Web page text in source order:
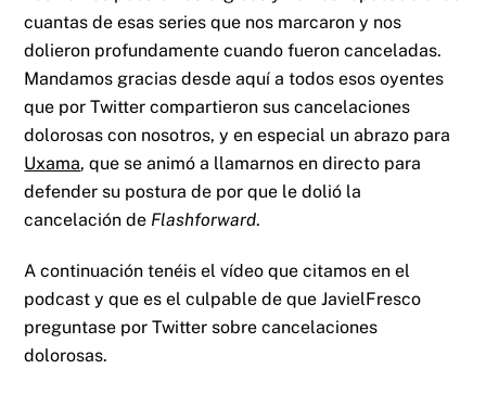
cuantas de esas series que nos marcaron y nos
dolieron profundamente cuando fueron canceladas.
Mandamos gracias desde aquí a todos esos oyentes
que por Twitter compartieron sus cancelaciones
dolorosas con nosotros, y en especial un abrazo para
Uxama, que se animó a llamarnos en directo para
defender su postura de por que le dolió la
cancelación de Flashforward.
A continuación tenéis el vídeo que citamos en el
podcast y que es el culpable de que JavielFresco
preguntase por Twitter sobre cancelaciones
dolorosas.